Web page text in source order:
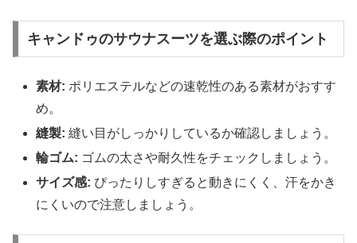
キャンドゥのサウナスーツを選ぶ際のポイント
素材: ポリエステルなどの速乾性のある素材がおすす
め。
縫製: 縫い目がしっかりしているか確認しましょう。
輪ゴム: ゴムの太さや耐久性をチェックしましょう。
サイズ感: ぴったりしすぎると動きにくく、汗をかき
にくいので注意しましょう。